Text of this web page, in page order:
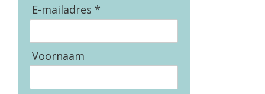
E-mailadres *
Voornaam